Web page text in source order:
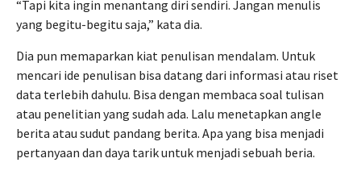
“Tapi kita ingin menantang diri sendiri. Jangan menulis
yang begitu-begitu saja,” kata dia.
Dia pun memaparkan kiat penulisan mendalam. Untuk
mencari ide penulisan bisa datang dari informasi atau riset
data terlebih dahulu. Bisa dengan membaca soal tulisan
atau penelitian yang sudah ada. Lalu menetapkan angle
berita atau sudut pandang berita. Apa yang bisa menjadi
pertanyaan dan daya tarik untuk menjadi sebuah beria.